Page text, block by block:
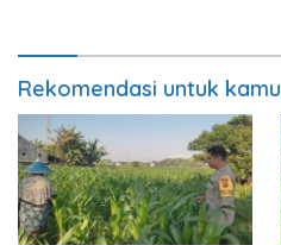
Rekomendasi untuk kamu